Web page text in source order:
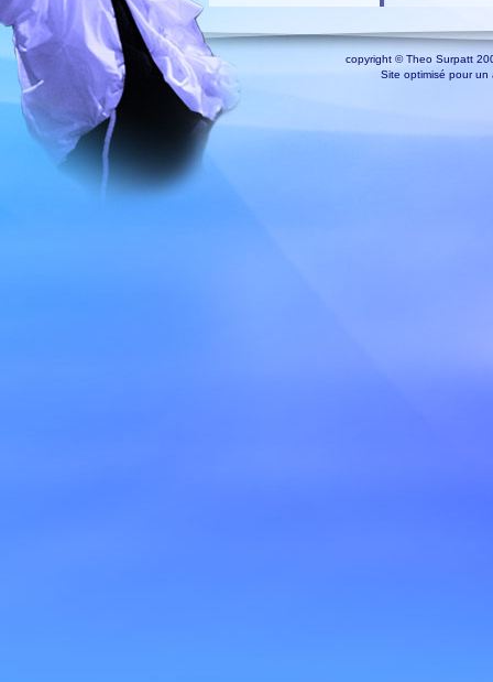
copyright © Theo Surpatt
Site optimisé pour